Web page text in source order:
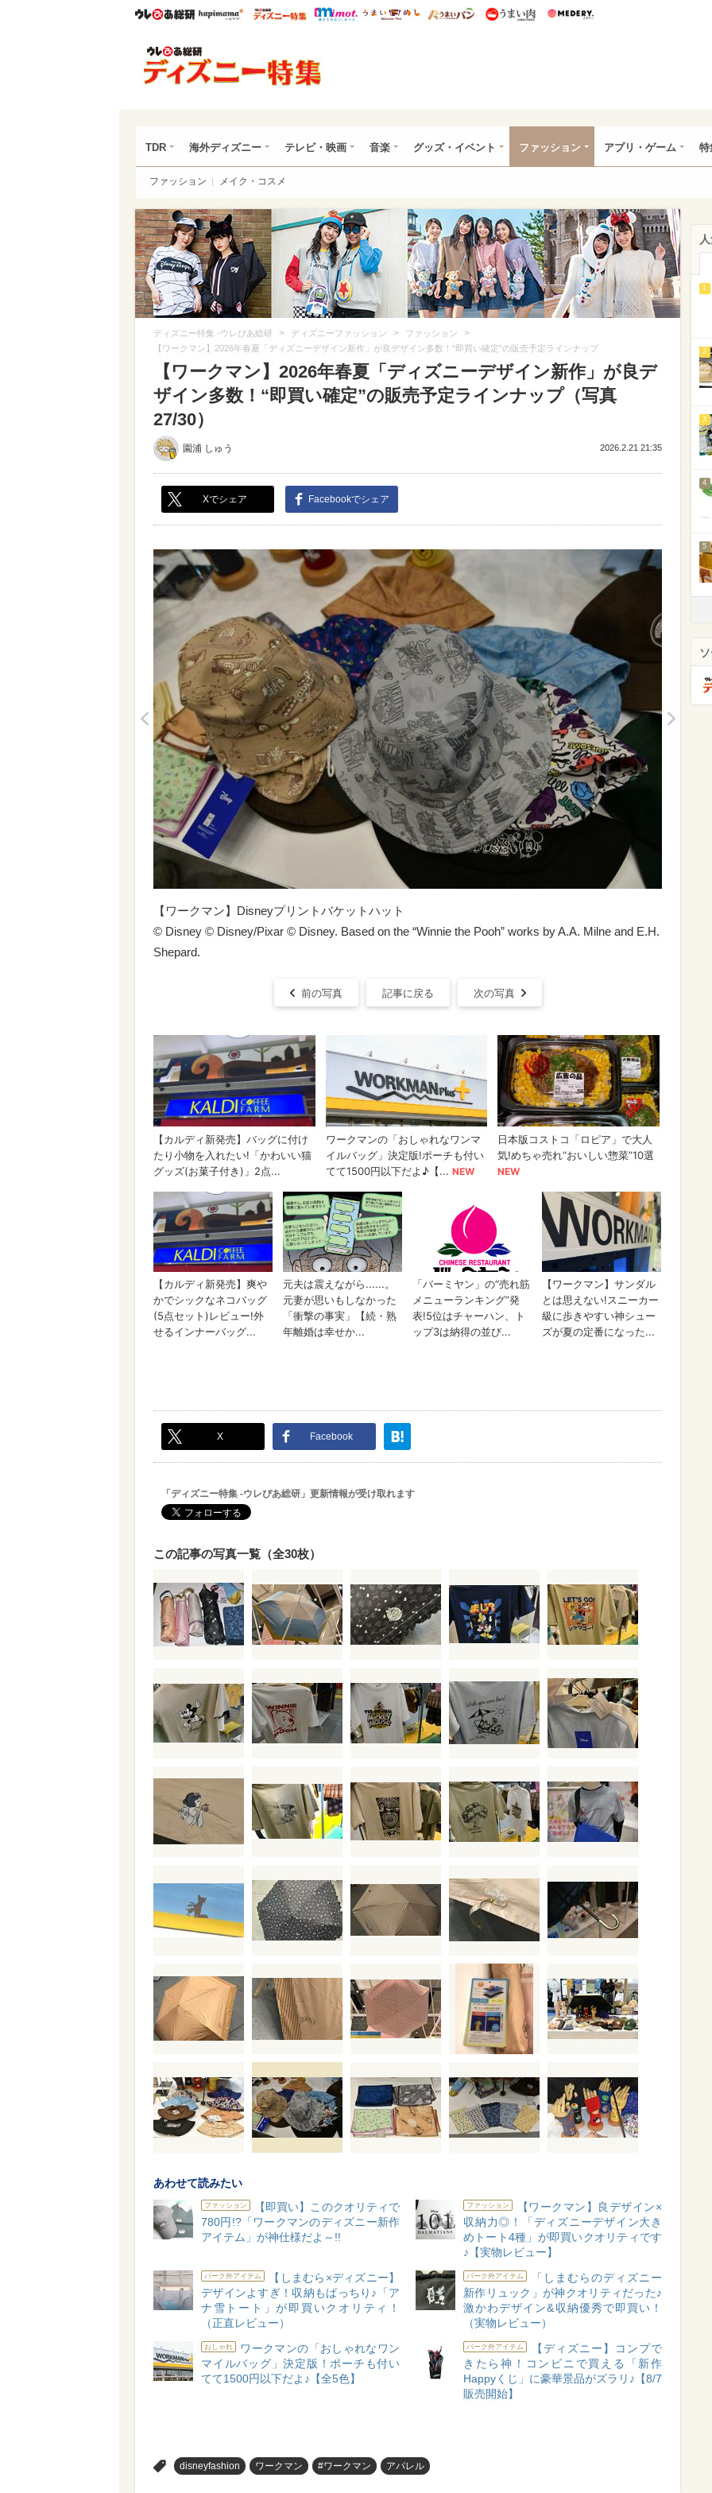
ウレぴあ総研ハピママ* ウレぴあ総研 ディズニー特集
mimot. うまいめし うまいパン うまい肉
TDR 海外ディズニー テレビ・映画 音楽 グッズ・イベント ファッション アプリ・ゲーム 特
ファッション メイク・コスメ
ディズニー特集 -ウレぴあ総研 > ディズニーファッション > ファッション >
【ワークマン】2026年春夏「ディズニーデザイン新作」が良デザイン多数！“即買い確定”の販売予定ラインナップ
【ワークマン】2026年春夏「ディズニーデザイン新作」が良デ
ザイン多数！“即買い確定”の販売予定ラインナップ（写真
27/30）
園浦 しゅう 2026.2.21 21:35
Xでシェア Facebookでシェア
【ワークマン】Disneyプリントバケットハット
© Disney © Disney/Pixar © Disney. Based on the “Winnie the Pooh” works by A.A. Milne and E.H.
Shepard.
前の写真 記事に戻る 次の写真
X Facebook
「ディズニー特集 -ウレぴあ総研」更新情報が受け取れます
この記事の写真一覧（全30枚）
あわせて読みたい
ファッション
【即買い】このクオリティで
780円!?「ワークマンのディズニー新作
アイテム」が神仕様だよ～!!
ファッション
【ワークマン】良デザイン×
収納力◎！「ディズニーデザイン大き
めトート4種」が即買いクオリティです
♪【実物レビュー】
パーク外アイテム
【しまむら×ディズニー】
デザインよすぎ！収納もばっちり♪「ア
ナ雪トート」が即買いクオリティ！
（正直レビュー）
パーク外アイテム
「しまむらのディズニー
新作リュック」が神クオリティだった♪
激かわデザイン&収納優秀で即買い！
（実物レビュー）
おしゃれ
ワークマンの「おしゃれなワン
マイルバッグ」決定版！ポーチも付い
てて1500円以下だよ♪【全5色】
パーク外アイテム
【ディズニー】コンプで
きたら神！コンビニで買える「新作
Happyくじ」に豪華景品がズラリ♪【8/7
販売開始】
disneyfashion ワークマン #ワークマン アパレル
1
2
3
4
5